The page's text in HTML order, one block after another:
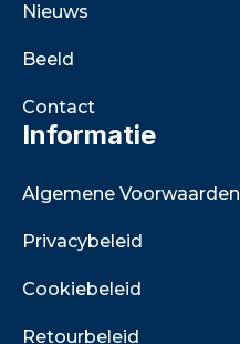
Nieuws
Beeld
Contact
Informatie
Algemene Voorwaarden
Privacybeleid
Cookiebeleid
Retourbeleid